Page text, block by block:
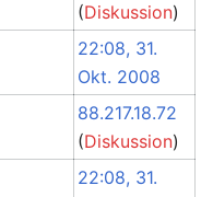
(Diskussion)
22:08, 31.
Okt. 2008
88.217.18.72
(Diskussion)
22:08, 31.